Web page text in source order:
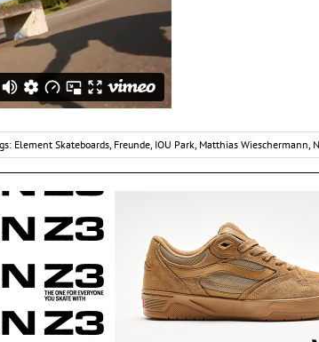
Element Skateboards Freunde IOU Park Matthias Wieschermann